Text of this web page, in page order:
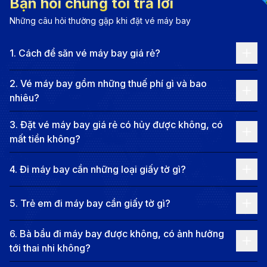
trúc cổ kính cũng là một địa danh không thể bỏ qua,
mang đến một cái nhìn sâu sắc về quá khứ huy hoàng
Okayama còn là trung tâm của các lễ hội truyền
thống, như lễ hội kibi dango, giúp du khách hiểu rõ
hơn về nền văn hóa phong phú và phong tục đặc
sẽ khiến bạn nhớ mãi. Với không khí trong lành, người
dân hiếu khách và cảnh quan tuyệt đẹp, Okayama là
điểm đến lý tưởng để du khách tận hưởng những giây
phút thư giãn và khám phá nền văn hóa Nhật Bản
độc đáo. Hãy lên kế hoạch ngay hôm nay để khám
phá thành phố này và trải nghiệm những điều tuyệt
vời tại Okayama!
Những câu hỏi thường gặp khi đặt vé máy bay
1. Cách để săn vé máy bay giá rẻ?
2. Vé máy bay gồm những thuế phí gì và bao
nhiêu?
3. Đặt vé máy bay giá rẻ có hủy được không, có
mất tiền không?
4. Đi máy bay cần những loại giấy tờ gì?
5. Trẻ em đi máy bay cần giấy tờ gì?
6. Bà bầu đi máy bay được không, có ảnh hưởng
tới thai nhi không?